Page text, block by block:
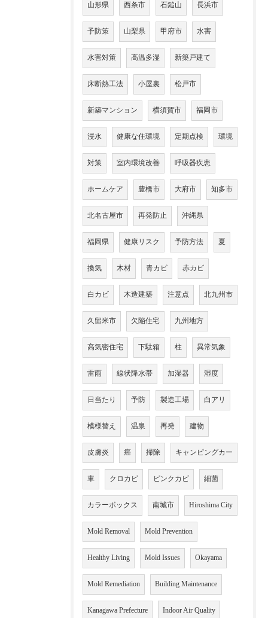
山形県 西条市 石鎚山 長浜市
予防策 山梨県 甲府市 水害
水害対策 高温多湿 新築戸建て
床断熱工法 小屋裏 松戸市
新築マンション 横須賀市 福岡市
浸水 健康な住環境 定期点検 環境
対策 室内環境改善 呼吸器疾患
ホームケア 豊橋市 大府市 知多市
北名古屋市 再発防止 沖縄県
福岡県 健康リスク 予防方法 夏
換気 木材 青カビ 赤カビ
白カビ 木造建築 注意点 北九州市
久留米市 欠陥住宅 九州地方
高気密住宅 下駄箱 柱 異常気象
雷雨 線状降水帯 加湿器 湿度
日当たり 予防 製造工場 白アリ
模様替え 温泉 再発 建物
皮膚炎 癌 掃除 キャンピングカー
車 クロカビ ピンクカビ 細菌
カラーボックス 南城市 Hiroshima City
Mold Removal Mold Prevention
Healthy Living Mold Issues Okayama
Mold Remediation Building Maintenance
Kanagawa Prefecture Indoor Air Quality